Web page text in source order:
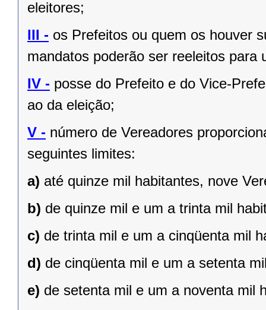
eleitores;
III - os Prefeitos ou quem os houver
mandatos poderão ser reeleitos para
IV - posse do Prefeito e do Vice-
ao da eleição;
V - número de Vereadores
seguintes limites:
a) até quinze mil habitantes, nove
b) de quinze mil e um a trinta mil
c) de trinta mil e um a cinqüenta mil
d) de cinqüenta mil e um a setenta
e) de setenta mil e um a noventa mil